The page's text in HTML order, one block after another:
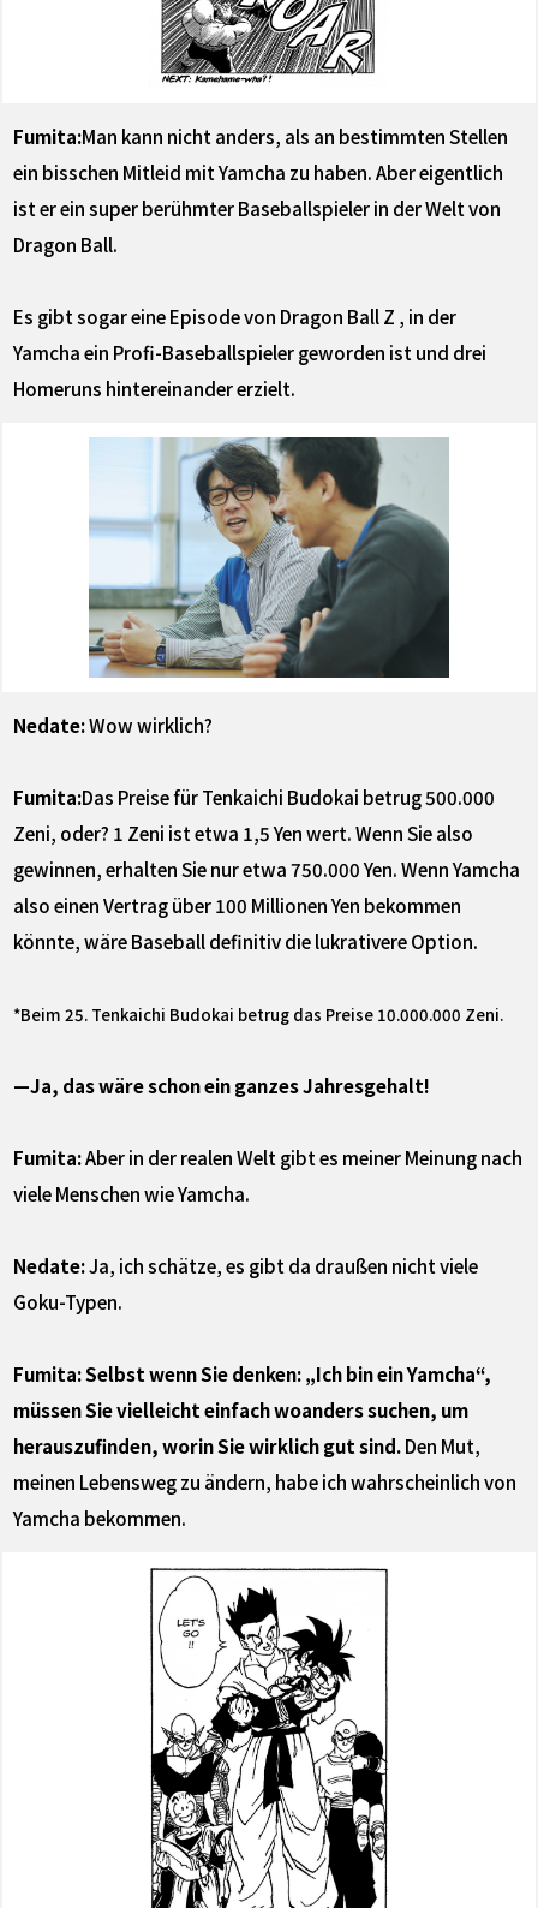
Fumita:Man kann nicht anders, als an bestimmten Stellen
ein bisschen Mitleid mit Yamcha zu haben. Aber eigentlich
ist er ein super berühmter Baseballspieler in der Welt von
Dragon Ball.
Es gibt sogar eine Episode von Dragon Ball Z , in der
Yamcha ein Profi-Baseballspieler geworden ist und drei
Homeruns hintereinander erzielt.
Nedate:Wow wirklich?
Fumita:Das Preise für Tenkaichi Budokai betrug 500.000
Zeni, oder? 1 Zeni ist etwa 1,5 Yen wert. Wenn Sie also
gewinnen, erhalten Sie nur etwa 750.000 Yen. Wenn Yamcha
also einen Vertrag über 100 Millionen Yen bekommen
könnte, wäre Baseball definitiv die lukrativere Option.
*Beim 25. Tenkaichi Budokai betrug das Preise 10.000.000 Zeni.
—Ja, das wäre schon ein ganzes Jahresgehalt!
Fumita:Aber in der realen Welt gibt es meiner Meinung nach
viele Menschen wie Yamcha.
Nedate:Ja, ich schätze, es gibt da draußen nicht viele
Goku-Typen.
Fumita: Selbst wenn Sie denken: „Ich bin ein Yamcha“,
müssen Sie vielleicht einfach woanders suchen, um
herauszufinden, worin Sie wirklich gut sind.Den Mut,
meinen Lebensweg zu ändern, habe ich wahrscheinlich von
Yamcha bekommen.